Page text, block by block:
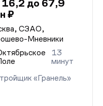
16,2 до 67,9
₽
СЗАО,
Мневники
13
минут
«Гранель»